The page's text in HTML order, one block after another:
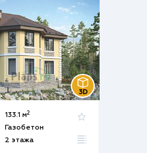
133.1 м2
Газобетон
2 этажа